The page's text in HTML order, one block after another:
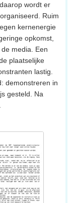
wordt er
Ruim
kernenergie
opkomst,
media. Een
plaatselijke
lastig.
demonstreren in
gesteld. Na